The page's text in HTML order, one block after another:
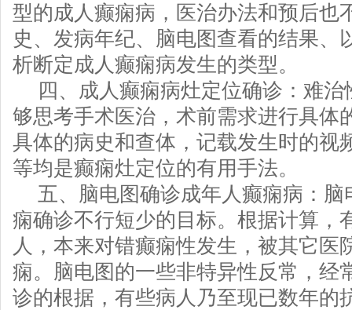
型的成人癫痫病，医治办法和预后也
史、发病年纪、脑电图查看的结果、
析断定成人癫痫病发生的类型。
四、成人癫痫病灶定位确诊：难
够思考手术医治，术前需求进行具体
具体的病史和查体，记载发生时的视
等均是癫痫灶定位的有用手法。
五、脑电图确诊成年人癫痫病：
痫确诊不行短少的目标。根据计算，
人，本来对错癫痫性发生，被其它医
痫。脑电图的一些非特异性反常，经
诊的根据，有些病人乃至现已数年的